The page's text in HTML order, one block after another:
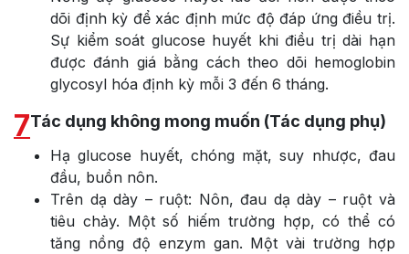
dõi định kỳ để xác định mức độ đáp ứng điều trị.
Sự kiểm soát glucose huyết khi điều trị dài hạn
được đánh giá bằng cách theo dõi hemoglobin
glycosyl hóa định kỳ mỗi 3 đến 6 tháng.
7Tác dụng không mong muốn (Tác dụng phụ)
Hạ glucose huyết, chóng mặt, suy nhược, đau
đầu, buồn nôn.
Trên dạ dày – ruột: Nôn, đau dạ dày – ruột và
tiêu chảy. Một số hiếm trường hợp, có thể có
tăng nồng độ enzym gan. Một vài trường hợp